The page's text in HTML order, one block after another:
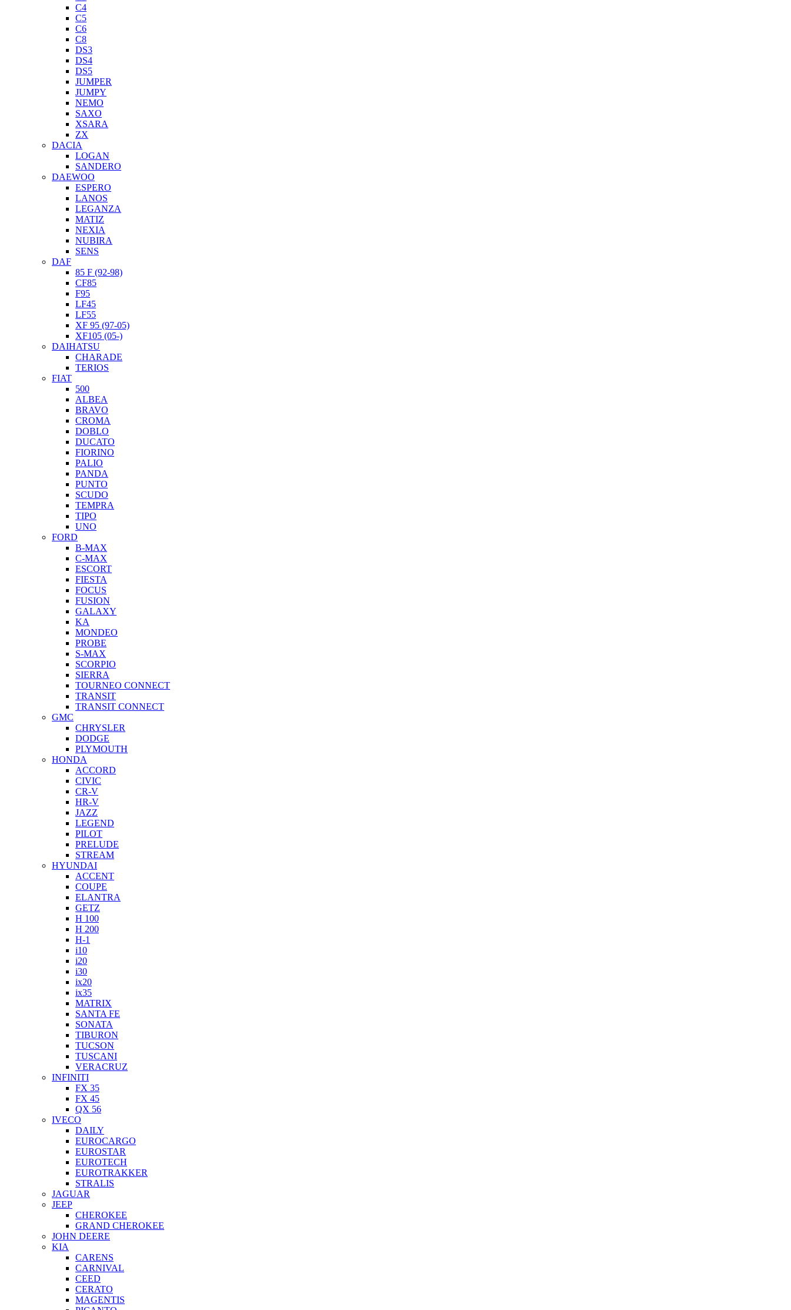
C4
C5
C6
C8
DS3
DS4
DS5
JUMPER
JUMPY
NEMO
SAXO
XSARA
ZX
DACIA
LOGAN
SANDERO
DAEWOO
ESPERO
LANOS
LEGANZA
MATIZ
NEXIA
NUBIRA
SENS
DAF
85 F (92-98)
CF85
F95
LF45
LF55
XF 95 (97-05)
XF105 (05-)
DAIHATSU
CHARADE
TERIOS
FIAT
500
ALBEA
BRAVO
CROMA
DOBLO
DUCATO
FIORINO
PALIO
PANDA
PUNTO
SCUDO
TEMPRA
TIPO
UNO
FORD
B-MAX
C-MAX
ESCORT
FIESTA
FOCUS
FUSION
GALAXY
KA
MONDEO
PROBE
S-MAX
SCORPIO
SIERRA
TOURNEO CONNECT
TRANSIT
TRANSIT CONNECT
GMC
CHRYSLER
DODGE
PLYMOUTH
HONDA
ACCORD
CIVIC
CR-V
HR-V
JAZZ
LEGEND
PILOT
PRELUDE
STREAM
HYUNDAI
ACCENT
COUPE
ELANTRA
GETZ
H 100
H 200
H-1
i10
i20
i30
ix20
ix35
MATRIX
SANTA FE
SONATA
TIBURON
TUCSON
TUSCANI
VERACRUZ
INFINITI
FX 35
FX 45
QX 56
IVECO
DAILY
EUROCARGO
EUROSTAR
EUROTECH
EUROTRAKKER
STRALIS
JAGUAR
JEEP
CHEROKEE
GRAND CHEROKEE
JOHN DEERE
KIA
CARENS
CARNIVAL
CEED
CERATO
MAGENTIS